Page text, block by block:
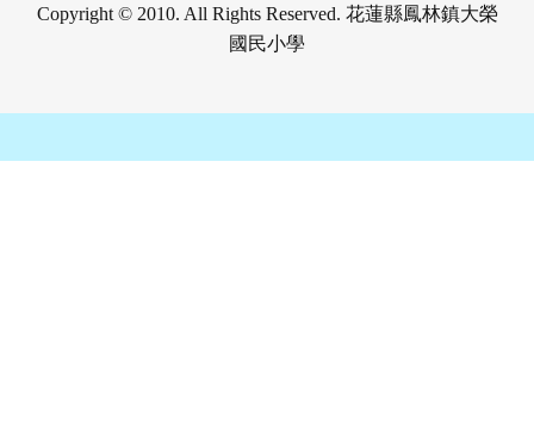
Copyright © 2010. All Rights Reserved. 花蓮縣鳳林鎮大榮
國民小學